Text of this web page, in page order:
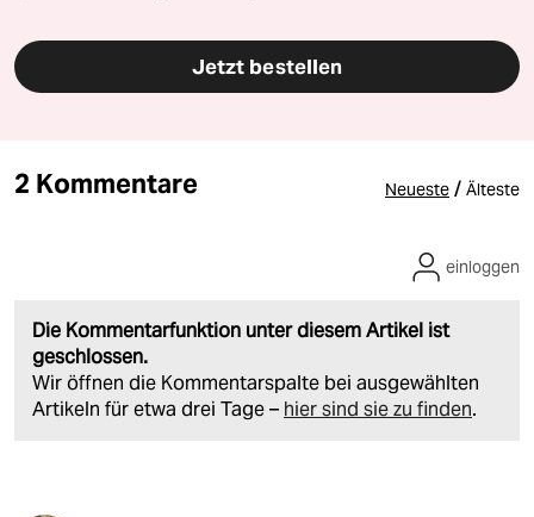
Jetzt bestellen
2 Kommentare Neueste / Älteste
Die Kommentarfunktion unter diesem Artikel ist
geschlossen.
Wir öffnen die Kommentarspalte bei ausgewählten
Artikeln für etwa drei Tage – hier sind sie zu finden.
einloggen